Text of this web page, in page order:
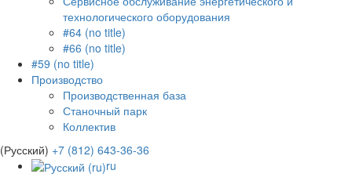
технологического оборудования
#64 (no title)
#66 (no title)
#59 (no title)
Производство
Производственная база
Станочный парк
Коллектив
(Русский) +7 (812) 643-36-36
ru